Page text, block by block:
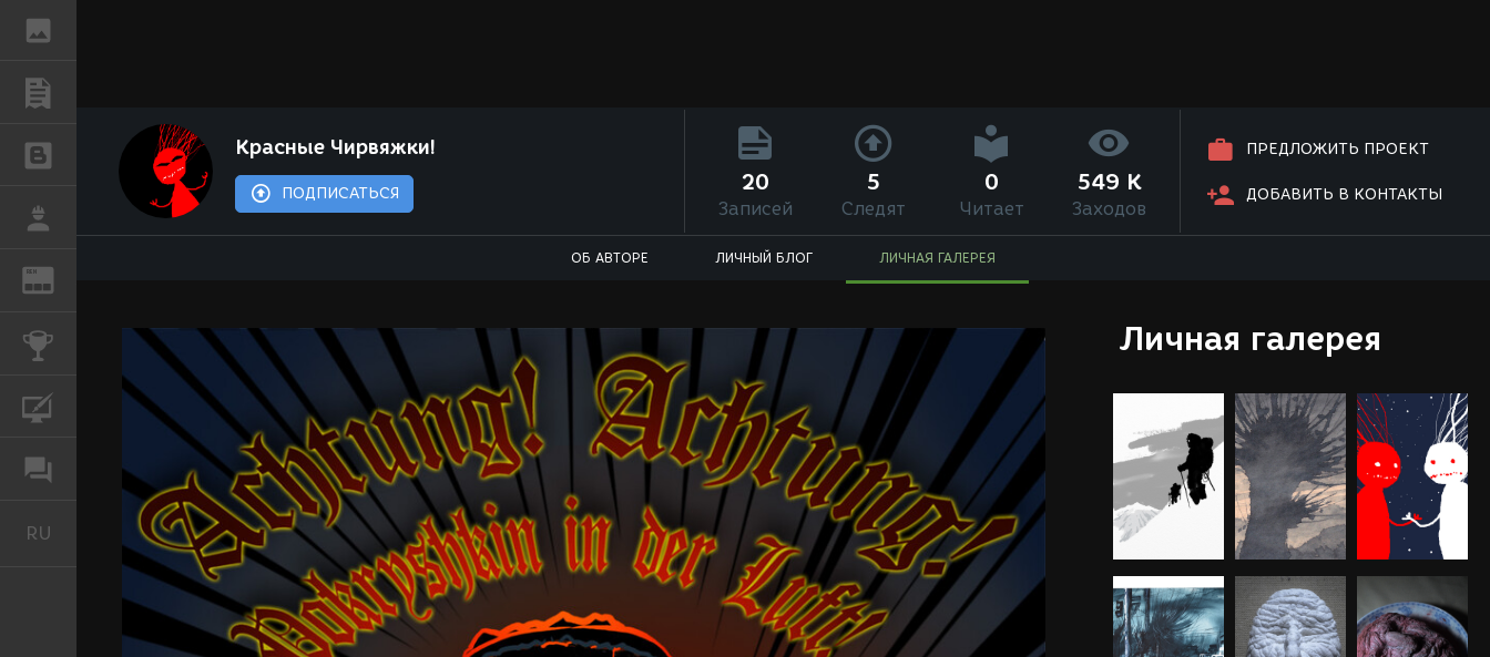
БЛОГИ
REN
КОНКУРСЫ
КУРСЫ
ФОРУМ
RU Русский
Красные Чирвяжки!
ПОДПИСАТЬСЯ
ПРЕДЛОЖИТЬ ПРОЕКТ
ДОБАВИТЬ В КОНТАКТЫ
20
Записей
5
Следят
0
Читает
549 K
Заходов
ОБ АВТОРЕ ЛИЧНЫЙ БЛОГ ЛИЧНАЯ ГАЛЕРЕЯ
Личная галерея